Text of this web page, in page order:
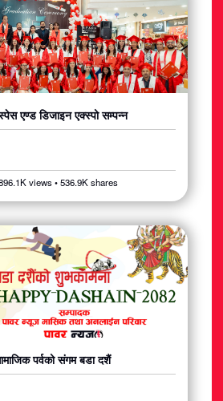
एण्ड डिजाइन एक्स्पो सम्पन्न
views • 536.9K shares
पर्वको संगम बडा दशैं